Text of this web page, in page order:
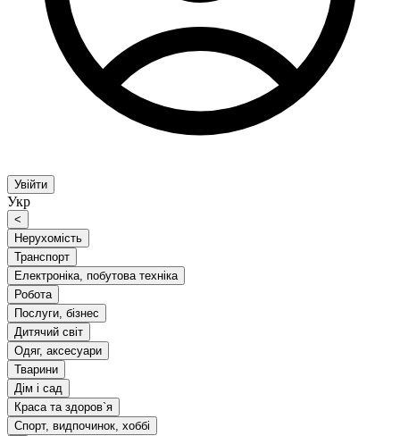
Увійти
Укр
<
Нерухомість
Транспорт
Електроніка, побутова техніка
Робота
Послуги, бізнес
Дитячий світ
Одяг, аксесуари
Тварини
Дім і сад
Краса та здоров`я
Спорт, видпочинок, хоббі